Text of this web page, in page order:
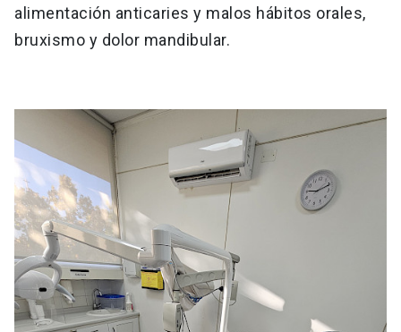
alimentación anticaries y malos hábitos orales,
bruxismo y dolor mandibular.